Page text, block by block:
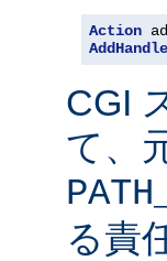
Action
CGI
て、
る責